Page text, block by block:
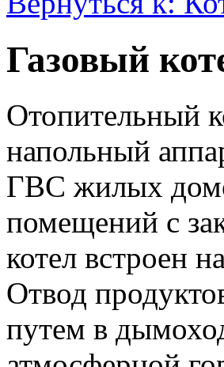
Газовый
Отопительный
напольный
ГВС жилых
помещений с
котел встроен
Отвод
путем в